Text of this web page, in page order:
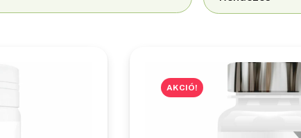
AKCIÓ!